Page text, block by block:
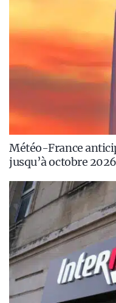
Météo-France
jusqu’à octobre 2026